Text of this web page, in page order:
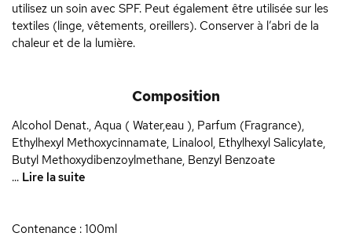
utilisez un soin avec SPF. Peut également être utilisée sur les
textiles (linge, vêtements, oreillers). Conserver à l’abri de la
chaleur et de la lumière.
Composition
Alcohol Denat., Aqua ( Water,eau ), Parfum (Fragrance),
Ethylhexyl Methoxycinnamate, Linalool, Ethylhexyl Salicylate,
Butyl Methoxydibenzoylmethane, Benzyl Benzoate
... Lire la suite
Contenance : 100ml